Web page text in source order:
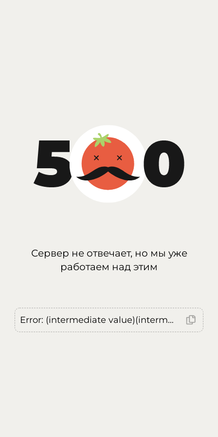
Сервер не отвечает, но мы уже
работаем над этим
Error: (intermediate value)(intermediate value)(intermediate value).replaceAll is not a function